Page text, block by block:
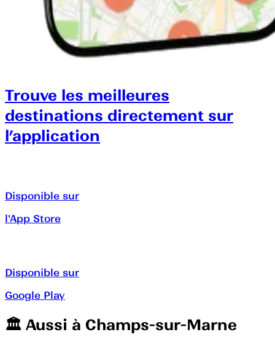
Trouve les meilleures
destinations directement sur
l’application
Disponible sur
l'App Store
Disponible sur
Google Play
🏛️️ Aussi à Champs-sur-Marne